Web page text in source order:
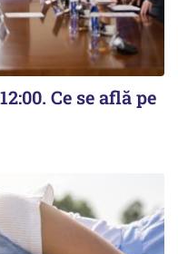
Ce se află pe